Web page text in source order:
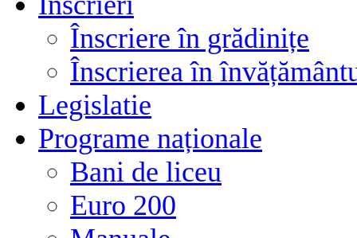
Înscriere în grădinițe
Înscrierea în
Legislatie
Programe naționale
Bani de liceu
Euro 200